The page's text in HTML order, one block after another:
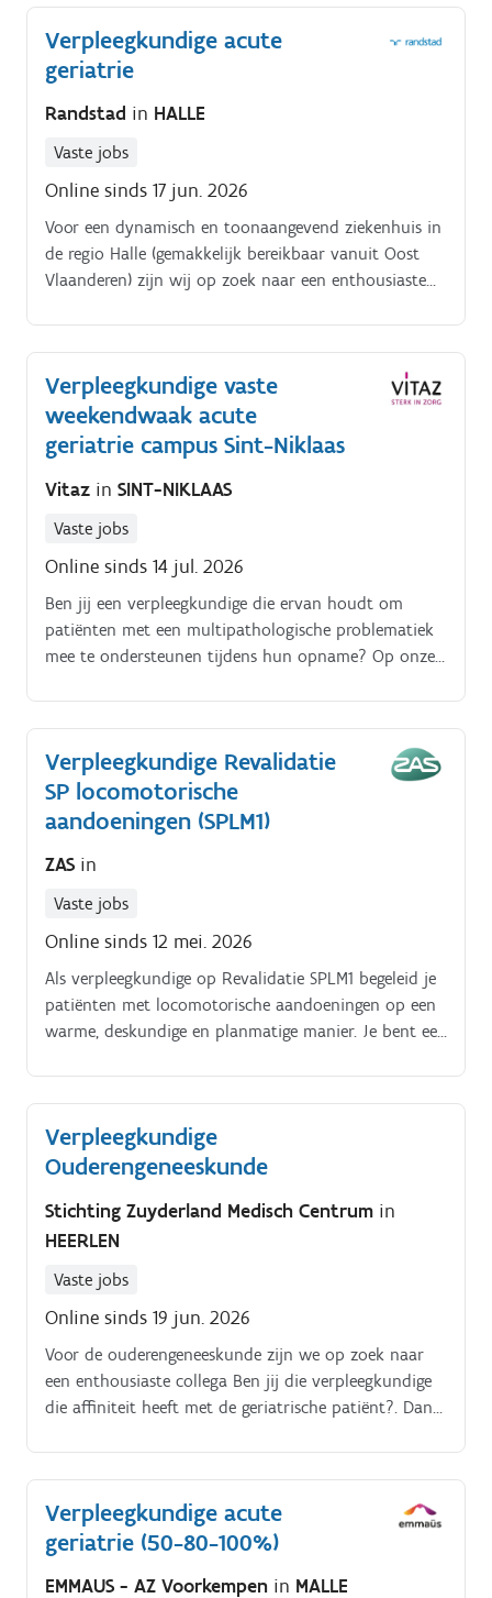
Verpleegkundige acute
geriatrie
Randstad in HALLE
Vaste jobs
Online sinds 17 jun. 2026
Voor een dynamisch en toonaangevend ziekenhuis in
de regio Halle (gemakkelijk bereikbaar vanuit Oost
Vlaanderen) zijn wij op zoek naar een enthousiaste
richt op een holistische en kwalitatieve zorg voor
oudere patiënten met uiteenlopende en complexe
pathologieën.
Verpleegkundige vaste
weekendwaak acute
geriatrie campus Sint-Niklaas
Vitaz in SINT-NIKLAAS
Vaste jobs
Online sinds 14 jul. 2026
Ben jij een verpleegkundige die ervan houdt om
patiënten met een multipathologische problematiek
mee te ondersteunen tijdens hun opname? Op onze
weekendwaak.
Verpleegkundige Revalidatie
SP locomotorische
aandoeningen (SPLM1)
ZAS in
Vaste jobs
Online sinds 12 mei. 2026
Als verpleegkundige op Revalidatie SPLM1 begeleid je
patiënten met locomotorische aandoeningen op een
warme, deskundige en planmatige manier. Je bent een
Verpleegkundige
Ouderengeneeskunde
Stichting Zuyderland Medisch Centrum in
HEERLEN
Vaste jobs
Online sinds 19 jun. 2026
Voor de ouderengeneeskunde zijn we op zoek naar
een enthousiaste collega Ben jij die verpleegkundige
die affiniteit heeft met de geriatrische patiënt?. Dan
Verpleegkundige acute
geriatrie (50-80-100%)
EMMAUS - AZ Voorkempen in MALLE